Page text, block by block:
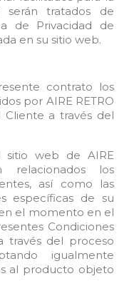
tratados de
de Privacidad de
en su sitio web.
contrato los
por AIRE RETRO
Cliente a través del
sitio web de AIRE
relacionados los
así como las
específicas de su
el momento en el
Condiciones
través del proceso
igualmente
al producto objeto